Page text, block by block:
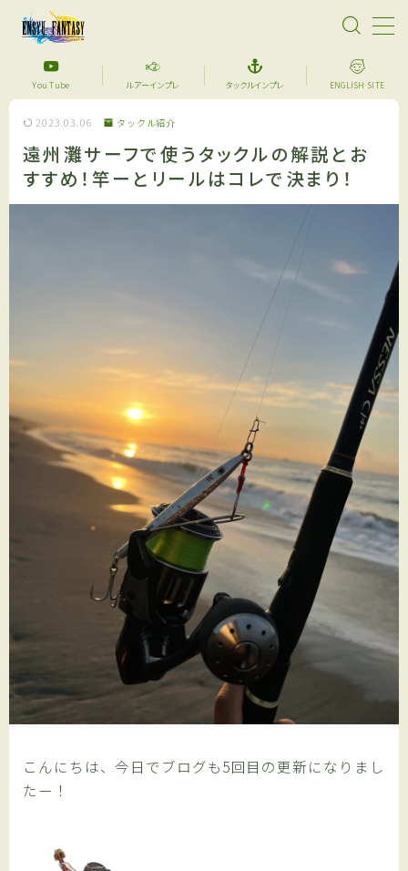
MENU
【超格安】デジタル魚拓始めました！あなたのメモリ
アルフィッシュを特別な一枚に仕上げます。
アイテム紹介
プライバシーポリシー
アフィリエイト情報開示
ENGLISH SITE
有料記事の決済完了ページ
利用規約／特定商取引法に基づく表記
You Tube ルアーインプレ タックルインプレ ENGLISH SITE
2023.03.06 タックル紹介
遠州灘サーフで使うタックルの解説とお
すすめ！竿ーとリールはコレで決まり！
こんにちは、今日でブログも5回目の更新になりまし
たー！